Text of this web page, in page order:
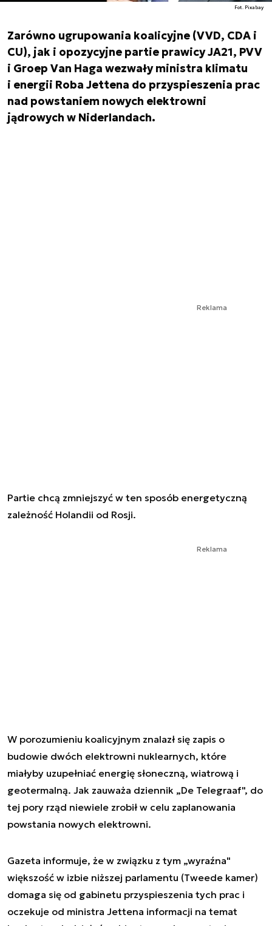
Fot. Pixabay
Zarówno ugrupowania koalicyjne (VVD, CDA i
CU), jak i opozycyjne partie prawicy JA21, PVV
i Groep Van Haga wezwały ministra klimatu
i energii Roba Jettena do przyspieszenia prac
nad powstaniem nowych elektrowni
jądrowych w Niderlandach.
Reklama
Partie chcą zmniejszyć w ten sposób energetyczną
zależność Holandii od Rosji.
Reklama
W porozumieniu koalicyjnym znalazł się zapis o
budowie dwóch elektrowni nuklearnych, które
miałyby uzupełniać energię słoneczną, wiatrową i
geotermalną. Jak zauważa dziennik „De Telegraaf", do
tej pory rząd niewiele zrobił w celu zaplanowania
powstania nowych elektrowni.
Gazeta informuje, że w związku z tym „wyraźna"
większość w izbie niższej parlamentu (Tweede kamer)
domaga się od gabinetu przyspieszenia tych prac i
oczekuje od ministra Jettena informacji na temat